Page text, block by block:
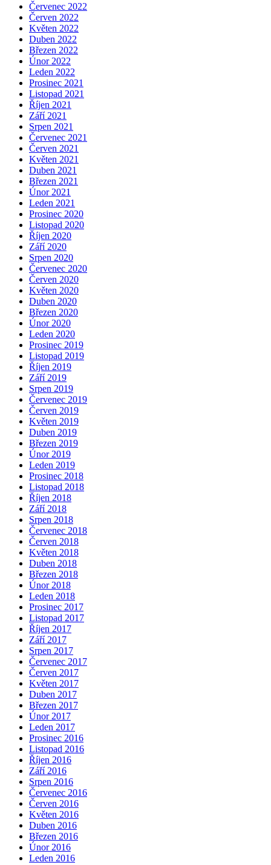
Červenec 2022
Červen 2022
Květen 2022
Duben 2022
Březen 2022
Únor 2022
Leden 2022
Prosinec 2021
Listopad 2021
Říjen 2021
Září 2021
Srpen 2021
Červenec 2021
Červen 2021
Květen 2021
Duben 2021
Březen 2021
Únor 2021
Leden 2021
Prosinec 2020
Listopad 2020
Říjen 2020
Září 2020
Srpen 2020
Červenec 2020
Červen 2020
Květen 2020
Duben 2020
Březen 2020
Únor 2020
Leden 2020
Prosinec 2019
Listopad 2019
Říjen 2019
Září 2019
Srpen 2019
Červenec 2019
Červen 2019
Květen 2019
Duben 2019
Březen 2019
Únor 2019
Leden 2019
Prosinec 2018
Listopad 2018
Říjen 2018
Září 2018
Srpen 2018
Červenec 2018
Červen 2018
Květen 2018
Duben 2018
Březen 2018
Únor 2018
Leden 2018
Prosinec 2017
Listopad 2017
Říjen 2017
Září 2017
Srpen 2017
Červenec 2017
Červen 2017
Květen 2017
Duben 2017
Březen 2017
Únor 2017
Leden 2017
Prosinec 2016
Listopad 2016
Říjen 2016
Září 2016
Srpen 2016
Červenec 2016
Červen 2016
Květen 2016
Duben 2016
Březen 2016
Únor 2016
Leden 2016